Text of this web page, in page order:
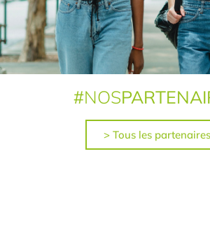
#NOS
> Tous les partenaires